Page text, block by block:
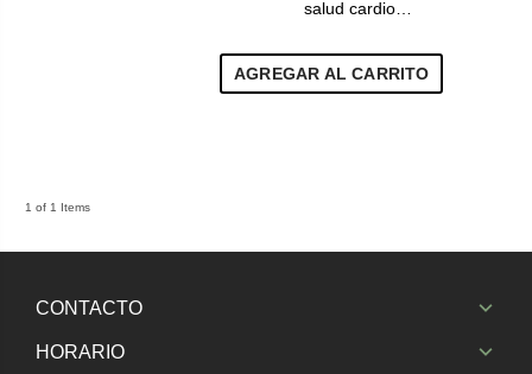
salud cardio…
AGREGAR AL CARRITO
1 of 1 Items
CONTACTO
HORARIO